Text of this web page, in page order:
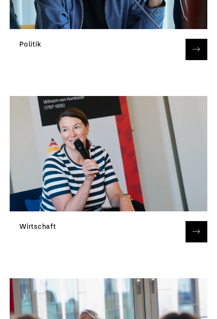
Politik
Wirtschaft